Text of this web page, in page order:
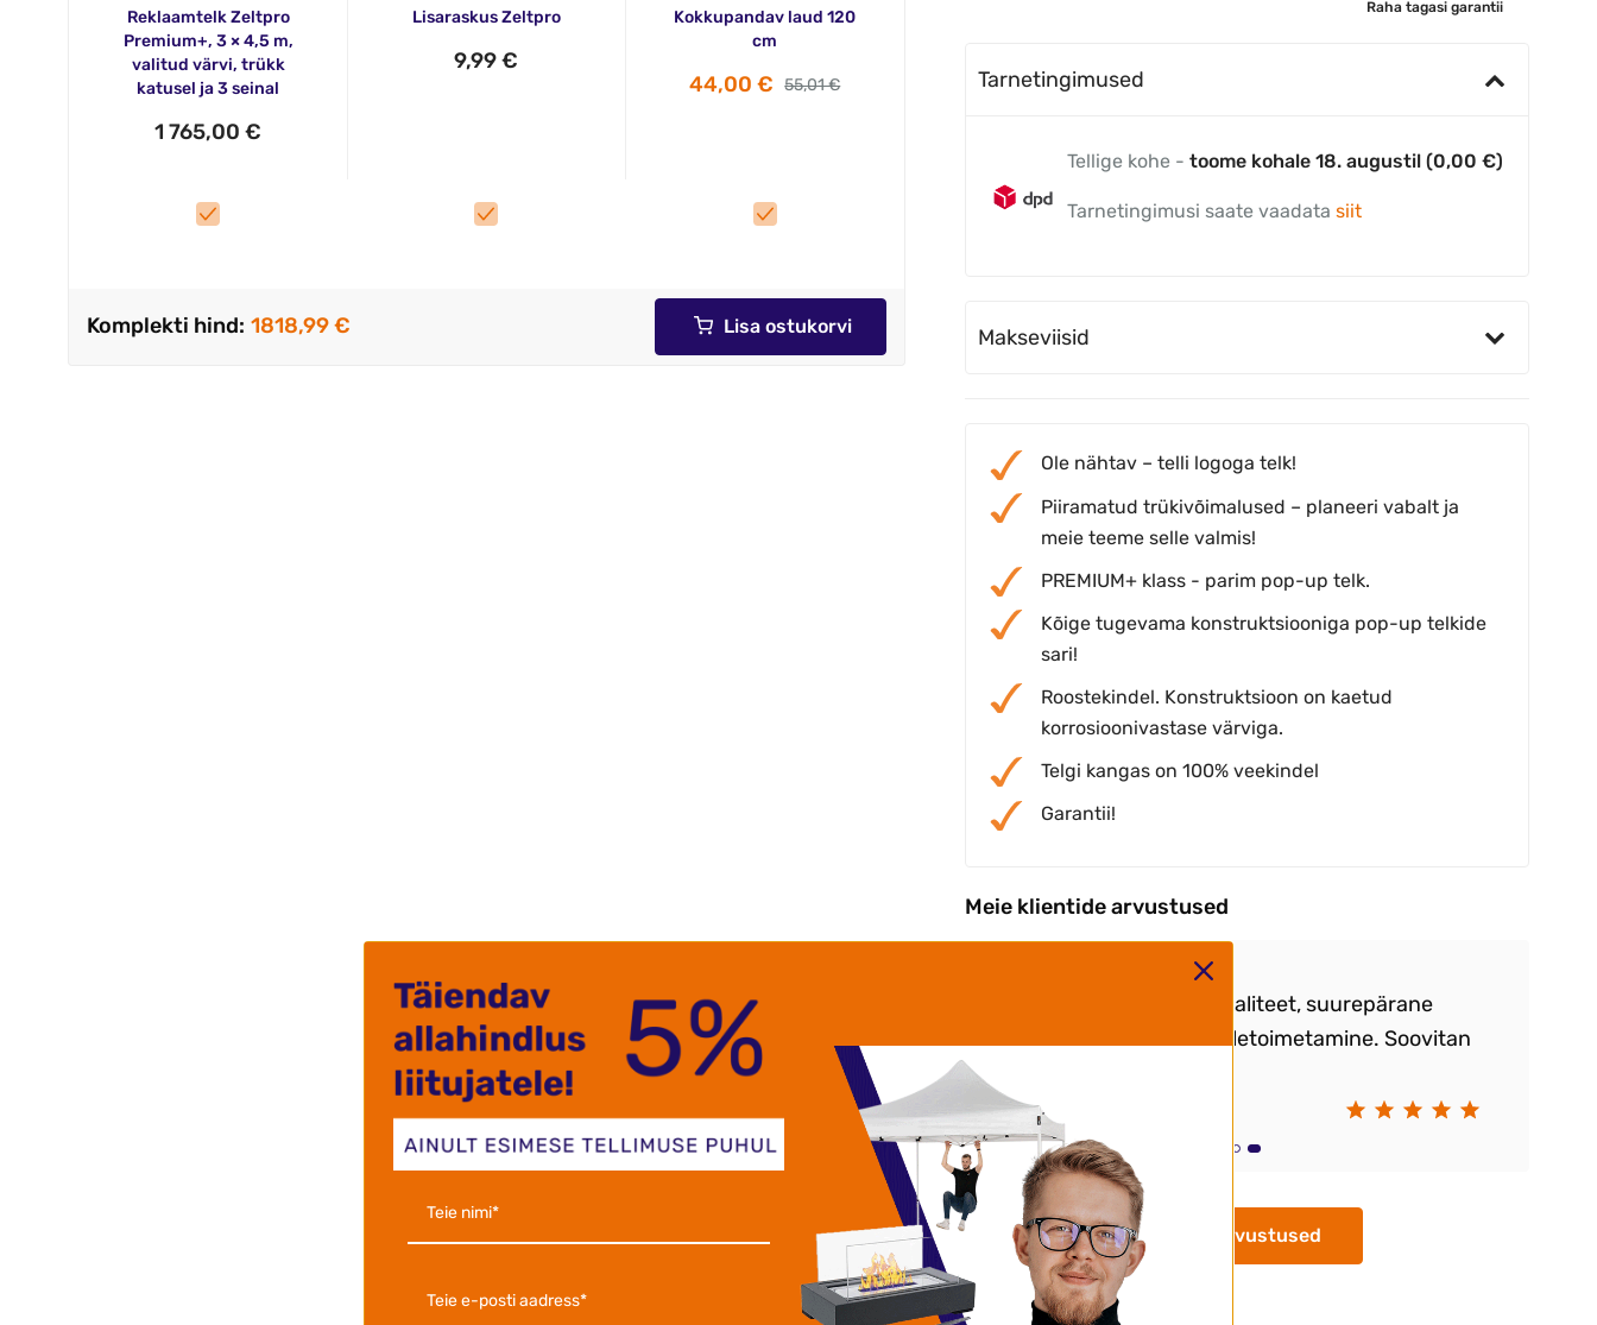
Reklaamtelk Zeltpro
Premium+, 3 × 4,5 m,
valitud värvi, trükk
katusel ja 3 seinal
1 765,00 €
Lisaraskus Zeltpro
9,99 €
Kokkupandav laud 120
cm
44,00 € 55,01 €
Komplekti hind: 1818,99 € Lisa ostukorvi
Raha tagasi garantii
Tarnetingimused
Tellige kohe -toome kohale 18. augustil (0,00 €)
Tarnetingimusi saate vaadatasiit
Makseviisid
Ole nähtav – telli logoga telk!
Piiramatud trükivõimalused – planeeri vabalt ja
meie teeme selle valmis!
PREMIUM+ klass - parim pop-up telk.
Kõige tugevama konstruktsiooniga pop-up telkide
sari!
Roostekindel. Konstruktsioon on kaetud
korrosioonivastase värviga.
Telgi kangas on 100% veekindel
Garantii!
Meie klientide arvustused
Väga kiire teenindus .Toote ja hinna suhe paigas
.Kvaliteetne toode .
Krista Jaksen Alonjum OÜ
Suurepärane kauba kvaliteet, suurepärane
teenindus ja kiire kohaletoimetamine. Soovitan
Nikolay Markov
Kõik arvustused